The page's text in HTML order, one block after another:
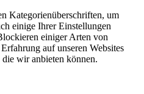
Kategorienüberschriften, um
einige Ihrer Einstellungen
einiger Arten von
auf unseren Websites
wir anbieten können.